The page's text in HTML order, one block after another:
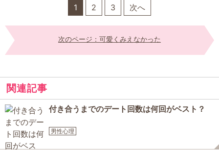
1 2 3 次へ
次のページ：可愛くみえなかった
関連記事
付き合うまでのデート回数は何回がベスト？
男性心理